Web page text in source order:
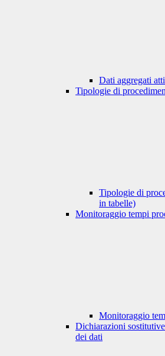
Dati aggregati
Tipologie di
Tipologie di
in tabelle)
Monitoraggio tempi
Monitoraggio
Dichiarazioni
dei dati